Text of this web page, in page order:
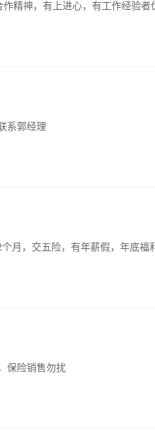
精神，有上进心，有工作经验者
系郭经理
月，交五险，有年薪假，年底福
保险销售勿扰